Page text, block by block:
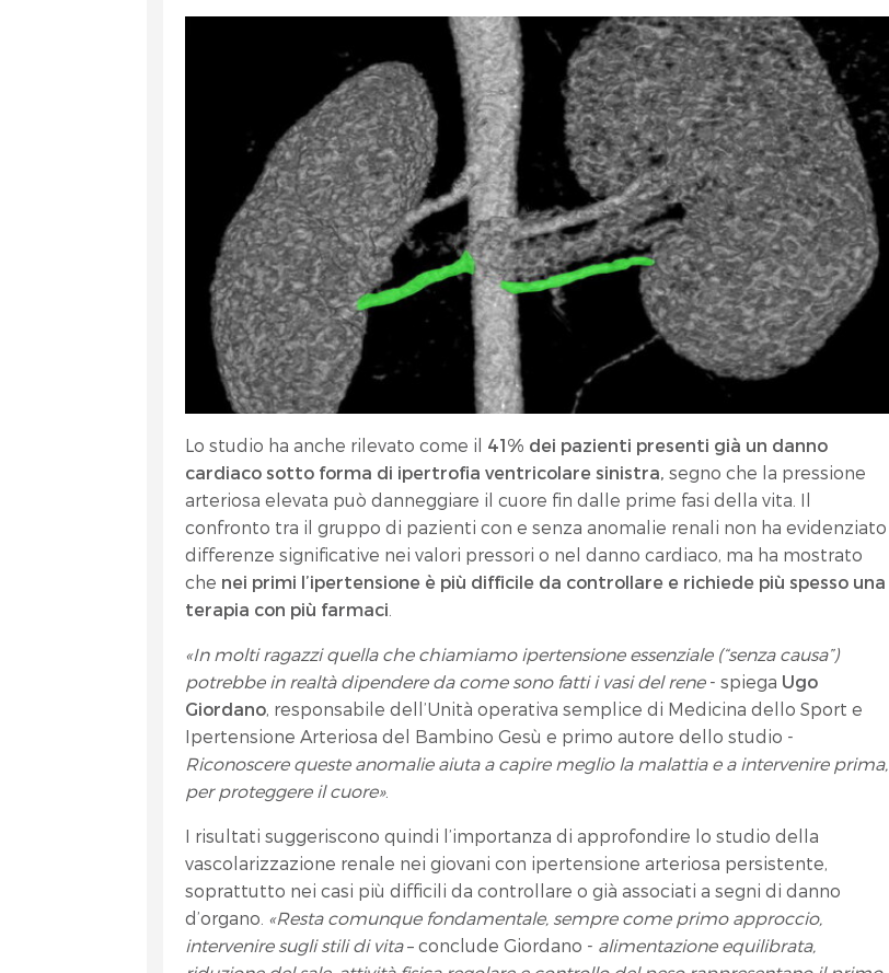
Lo studio ha anche rilevato come il 41% dei pazienti presenti già un danno
cardiaco sotto forma di ipertrofia ventricolare sinistra, segno che la pressione
arteriosa elevata può danneggiare il cuore fin dalle prime fasi della vita. Il
confronto tra il gruppo di pazienti con e senza anomalie renali non ha evidenziato
differenze significative nei valori pressori o nel danno cardiaco, ma ha mostrato
che nei primi l’ipertensione è più difficile da controllare e richiede più spesso una
terapia con più farmaci
«In molti ragazzi quella che chiamiamo ipertensione essenziale (“senza causa”)
potrebbe in realtà dipendere da come sono fatti i vasi del rene- spiega Ugo
Giordano, responsabile dell’Unità operativa semplice di Medicina dello Sport e
Ipertensione Arteriosa del Bambino Gesù e primo autore dello studio -
Riconoscere queste anomalie aiuta a capire meglio la malattia e a intervenire prima,
per proteggere il cuore».
I risultati suggeriscono quindi l’importanza di approfondire lo studio della
vascolarizzazione renale nei giovani con ipertensione arteriosa persistente,
soprattutto nei casi più difficili da controllare o già associati a segni di danno
d’organo. «Resta comunque fondamentale, sempre come primo approccio,
intervenire sugli stili di vita– conclude Giordano - alimentazione equilibrata,